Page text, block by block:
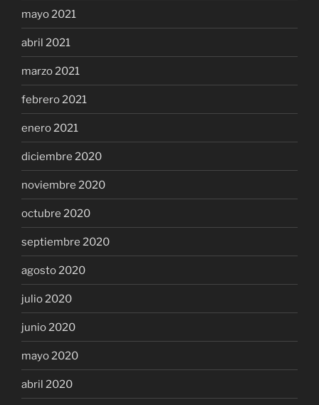
mayo 2021
abril 2021
marzo 2021
febrero 2021
enero 2021
diciembre 2020
noviembre 2020
octubre 2020
septiembre 2020
agosto 2020
julio 2020
junio 2020
mayo 2020
abril 2020